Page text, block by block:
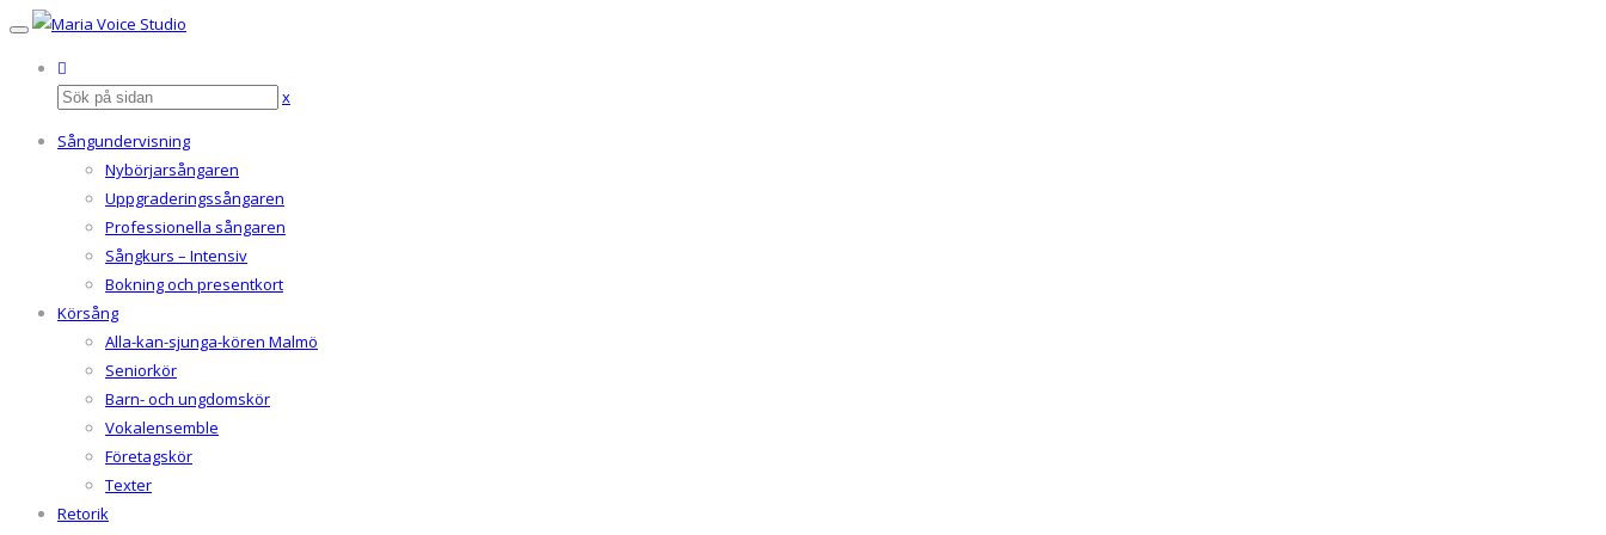
x
Sångundervisning
Nybörjarsångaren
Uppgraderingssångaren
Professionella sångaren
Sångkurs – Intensiv
Bokning och presentkort
Körsång
Alla-kan-sjunga-kören Malmö
Seniorkör
Barn- och ungdomskör
Vokalensemble
Företagskör
Texter
Retorik